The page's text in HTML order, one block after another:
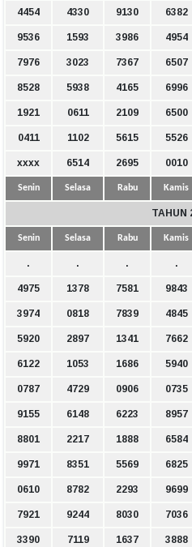
4454 4330 9130 6382
9536 1593 3986 4954
7976 3023 7367 6507
8528 5938 4165 6996
1921 0611 2109 6500
0411 1102 5615 5526
xxxx 6514 2695 0010
Senin Selasa Rabu Kamis
TAHUN
Senin Selasa Rabu Kamis
. . . .
4975 1378 7581 9843
3974 0818 7839 4845
5920 2897 1341 7662
6122 1053 1686 5940
0787 4729 0906 0735
9155 6148 6223 8957
8801 2217 1888 6584
9971 8351 5569 6825
0610 8782 2293 9699
7921 9244 8030 7036
3390 7119 1637 3888